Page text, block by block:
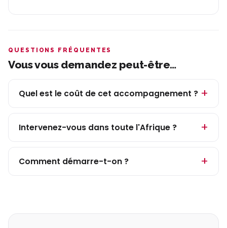
QUESTIONS FRÉQUENTES
Vous vous demandez peut-être…
Quel est le coût de cet accompagnement ?
Intervenez-vous dans toute l'Afrique ?
Comment démarre-t-on ?